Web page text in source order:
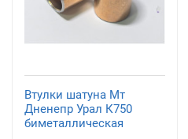
Втулки шатуна Мт
Дненепр Урал К750
биметаллическая